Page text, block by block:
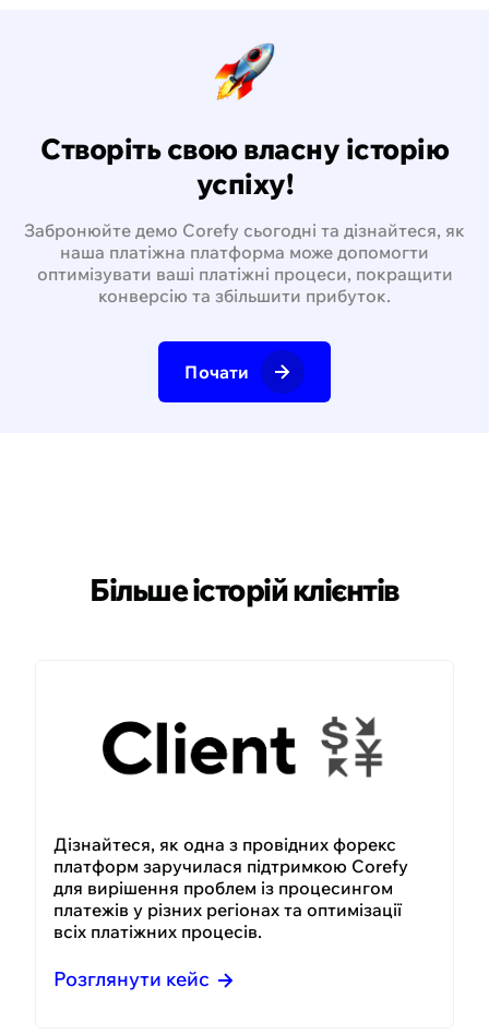
Створіть свою власну історію
успіху!
Забронюйте демо Corefy сьогодні та дізнайтеся, як
наша платіжна платформа може допомогти
оптимізувати ваші платіжні процеси, покращити
конверсію та збільшити прибуток.
Почати
Більше історій клієнтів
Дізнайтеся, як одна з провідних форекс
платформ заручилася підтримкою Corefy
для вирішення проблем із процесингом
платежів у різних регіонах та оптимізації
всіх платіжних процесів.
Розглянути кейс